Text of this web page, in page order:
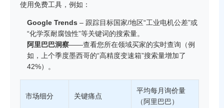
使用免费工具，例如：
Google Trends – 跟踪目标国家/地区“工业电机公差”或
“化学泵耐腐蚀性”等关键词的搜索量。
阿里巴巴洞察——查看您所在领域买家的实时查询（例
如，上个季度墨西哥的“高精度变速箱”搜索量增加了
42%）。
市场细分 关键痛点
平均每月询价量
（阿里巴巴）